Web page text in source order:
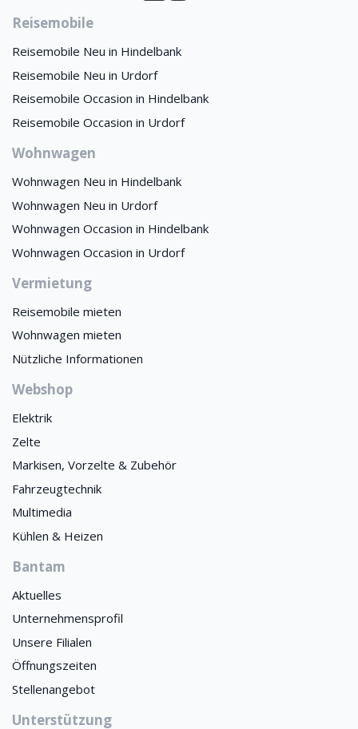
Reisemobile
Reisemobile Neu in Hindelbank
Reisemobile Neu in Urdorf
Reisemobile Occasion in Hindelbank
Reisemobile Occasion in Urdorf
Wohnwagen
Wohnwagen Neu in Hindelbank
Wohnwagen Neu in Urdorf
Wohnwagen Occasion in Hindelbank
Wohnwagen Occasion in Urdorf
Vermietung
Reisemobile mieten
Wohnwagen mieten
Nützliche Informationen
Webshop
Elektrik
Zelte
Markisen, Vorzelte & Zubehör
Fahrzeugtechnik
Multimedia
Kühlen & Heizen
Bantam
Aktuelles
Unternehmensprofil
Unsere Filialen
Öffnungszeiten
Stellenangebot
Unterstützung